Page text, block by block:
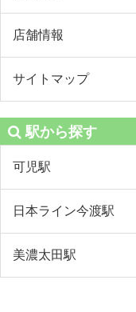
店舗情報
サイトマップ
駅から探す
可児駅
日本ライン今渡駅
美濃太田駅